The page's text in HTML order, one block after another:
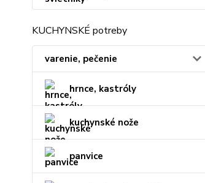
KUCHYNSKÉ potreby
varenie, pečenie
hrnce, kastróly
kuchynské nože
panvice